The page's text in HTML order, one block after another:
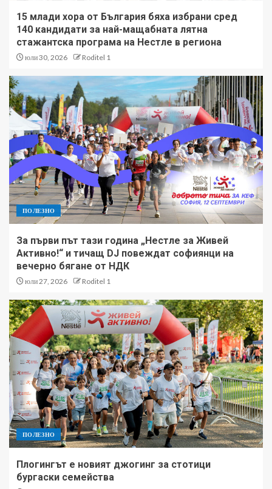
15 млади хора от България бяха избрани сред
140 кандидати за най-мащабната лятна
стажантска програма на Нестле в региона
юли 30, 2026 Roditel 1
ПОЛЕЗНО
За първи път тази година „Нестле за Живей
Активно!“ и тичащ DJ повеждат софиянци на
вечерно бягане от НДК
юли 27, 2026 Roditel 1
ПОЛЕЗНО
Плогингът е новият джогинг за стотици
бургаски семейства